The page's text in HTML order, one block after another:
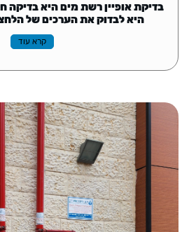
בדיקת אופיין רשת מים היא
היא לבדוק את הערכים של
קרא עוד